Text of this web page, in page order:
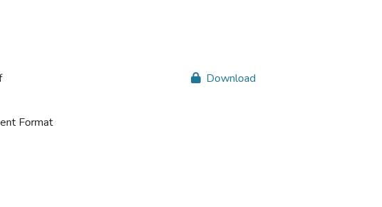
Format
Download